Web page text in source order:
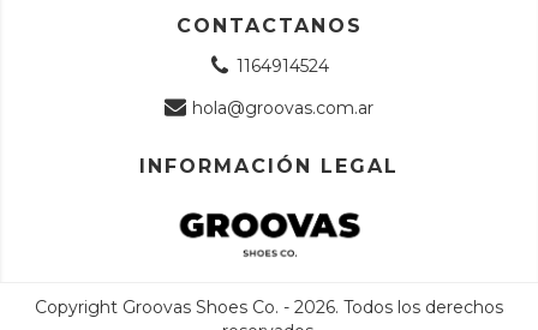
CONTACTANOS
1164914524
hola@groovas.com.ar
INFORMACIÓN LEGAL
Copyright Groovas Shoes Co. - 2026. Todos los derechos